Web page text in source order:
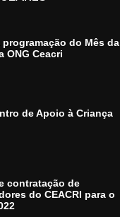
programação do Mês da
ONG Ceacri
de Apoio à Criança
contratação de
do CEACRI para o